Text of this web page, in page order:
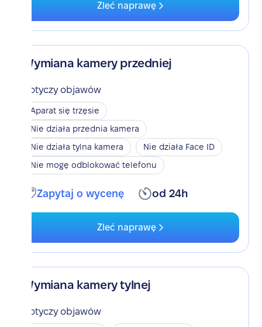
Zleć naprawę
Wymiana kamery przedniej
Dotyczy objawów
Aparat się trzęsie
Nie działa przednia kamera
Nie działa tylna kamera
Nie działa Face ID
Nie mogę odblokować telefonu
Zapytaj o wycenę od 24h
Zleć naprawę
Wymiana kamery tylnej
Dotyczy objawów